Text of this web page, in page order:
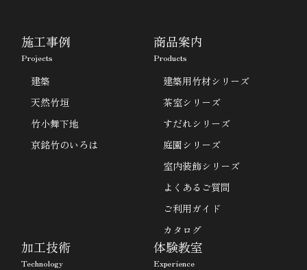
施工事例
Projects
建築
天然竹垣
竹小舞下地
京銘竹のいろは
商品案内
Products
建築用竹材シリーズ
茶室シリーズ
すだれシリーズ
庭園シリーズ
室内装飾シリーズ
よくあるご質問
ご利用ガイド
カタログ
加工技術
Technology
体験教室
Experience